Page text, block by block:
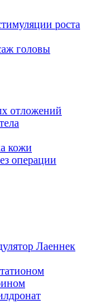
роста
головы
отложений
кожи
операции
Лаеннек